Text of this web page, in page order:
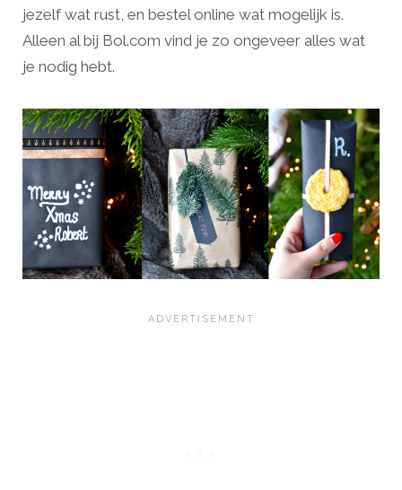
jezelf wat rust, en bestel online wat mogelijk is.
Alleen al bij Bol.com vind je zo ongeveer alles wat
je nodig hebt.